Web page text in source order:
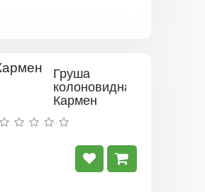
Груша
колоновидная
Кармен